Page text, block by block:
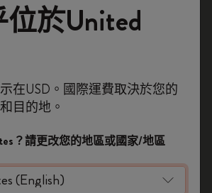
zoom.cta
記，首次落單用優惠碼
，即享 9折 兼 免運費。
帳戶，拎盡獨家優惠、會
，同埋更多靈感啟發。
加入成為會員！
於United
在USD。國際運費取決於您的
目的地。
？請更改您的地區或國家/地區